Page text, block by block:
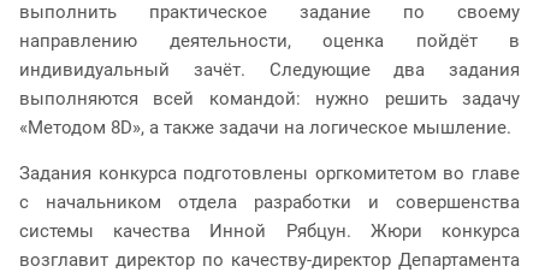
выполнить практическое задание по своему
направлению деятельности, оценка пойдёт в
индивидуальный зачёт. Следующие два задания
выполняются всей командой: нужно решить задачу
«Методом 8D», а также задачи на логическое мышление.
Задания конкурса подготовлены оргкомитетом во главе
с начальником отдела разработки и совершенства
системы качества Инной Рябцун. Жюри конкурса
возглавит директор по качеству-директор Департамента